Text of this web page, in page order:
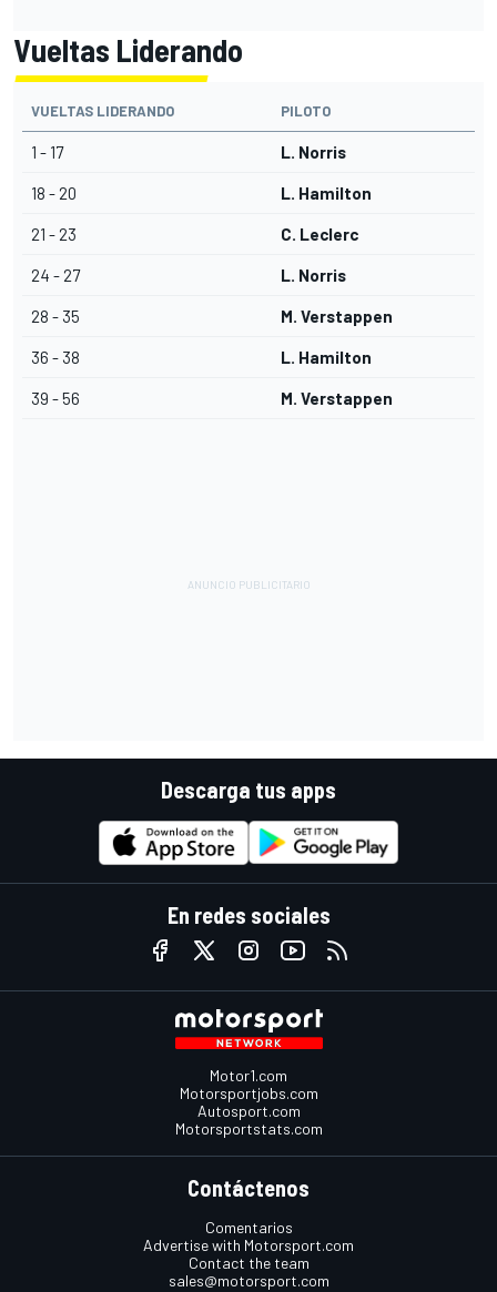
Vueltas Liderando
VUELTAS LIDERANDO PILOTO
1 - 17 L. Norris
18 - 20 L. Hamilton
21 - 23 C. Leclerc
24 - 27 L. Norris
28 - 35 M. Verstappen
36 - 38 L. Hamilton
39 - 56 M. Verstappen
Descarga tus apps
En redes sociales
Motor1.com
Motorsportjobs.com
Autosport.com
Motorsportstats.com
Contáctenos
Comentarios
Advertise with Motorsport.com
Contact the team
sales@motorsport.com